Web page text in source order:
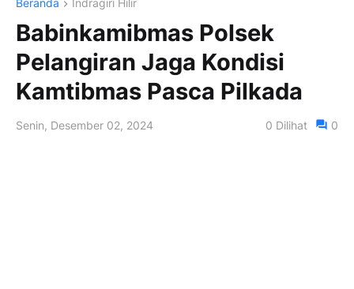
Beranda Indragiri Hilir
Babinkamibmas Polsek
Pelangiran Jaga Kondisi
Kamtibmas Pasca Pilkada
Senin, Desember 02, 2024 0 Dilihat 0